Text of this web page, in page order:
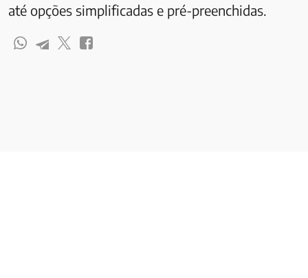
até opções simplificadas e pré-preenchidas.